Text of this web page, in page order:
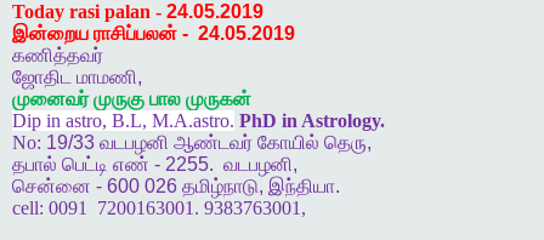
Today rasi palan - 24.05.2019
இன்றைய ராசிப்பலன் - 24.05.2019
கணித்தவர்
ஜோதிட
மாமணி,
முனைவர் முருகு பால முருகன்
Dip in astro, B.L, M.A.astro. PhD in Astrology.
No: 19/33 வடபழனி ஆண்டவர் கோயில் தெரு,
தபால் பெட்டி எண் - 2255. வடபழனி,
சென்னை - 600 026 தமிழ்நாடு, இந்தியா.
cell: 0091 7200163001. 9383763001,